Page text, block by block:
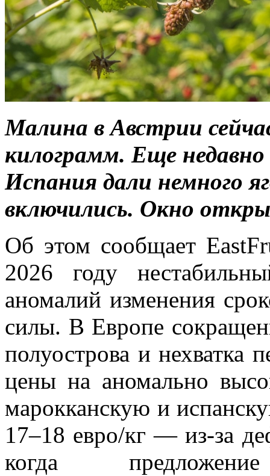
Малина в Австрии
килограмм. Еще
Испания дали немного
включились. Окно
Об этом сообщает
2026 году
аномалий изменения
силы. В Европе
полуострова и нехватка
цены на аномально
марокканскую и
17–18 евро/кг — из-за
когда